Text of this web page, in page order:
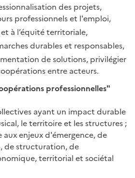
des projets,
professionnels et l'emploi,
à l’équité territoriale,
durables et responsables,
de solutions, privilégier
entre acteurs.
professionnelles"
ayant un impact durable
le territoire et les structures ;
enjeux d'émergence, de
de structuration, de
territorial et sociétal